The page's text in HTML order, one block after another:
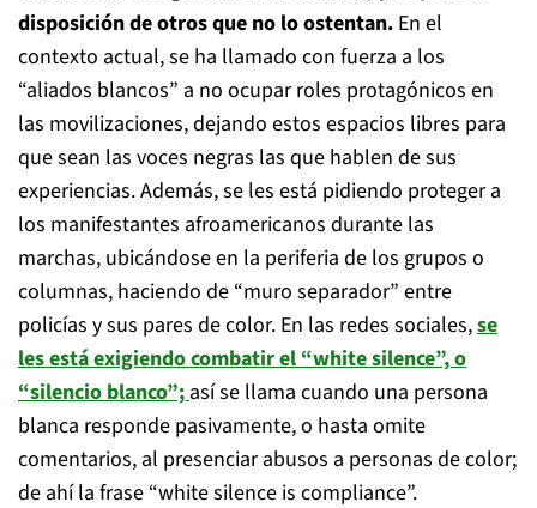
disposición de otros que no lo ostentan. En el
contexto actual, se ha llamado con fuerza a los
“aliados blancos” a no ocupar roles protagónicos en
las movilizaciones, dejando estos espacios libres para
que sean las voces negras las que hablen de sus
experiencias. Además, se les está pidiendo proteger a
los manifestantes afroamericanos durante las
marchas, ubicándose en la periferia de los grupos o
columnas, haciendo de “muro separador” entre
policías y sus pares de color. En las redes sociales,se
les está exigiendo combatir el “white silence”, o
“silencio blanco”;así se llama cuando una persona
blanca responde pasivamente, o hasta omite
comentarios, al presenciar abusos a personas de color;
de ahí la frase “white silence is compliance”.